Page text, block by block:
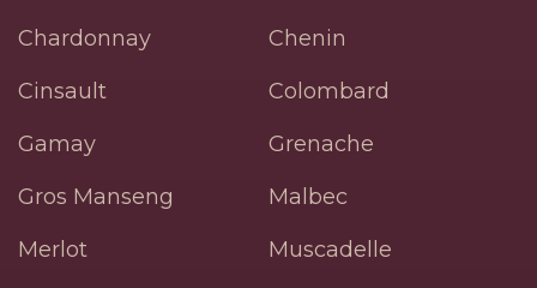
Chardonnay
Chenin
Cinsault
Colombard
Gamay
Grenache
Gros Manseng
Malbec
Merlot
Muscadelle